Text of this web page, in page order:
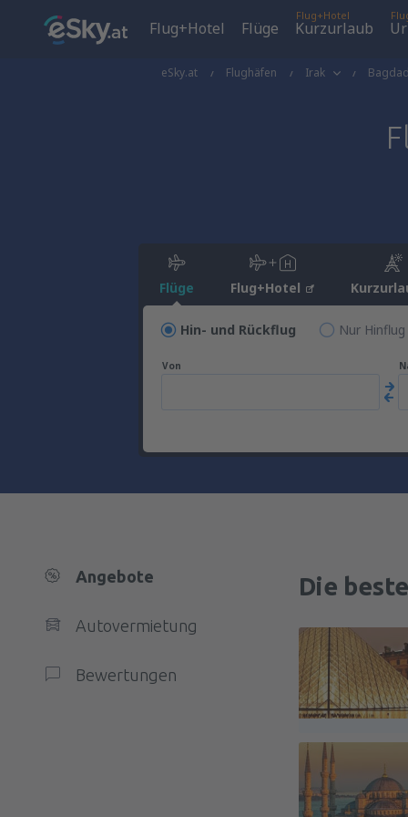
Flug+Hotel Flüge
Flug+Hotel
Kurzurlaub
eSky.at Flughäfen Irak
Flüge Flug+Hotel
Hin- und Rückflug Nur Hinflug
Von
Angebote
Autovermietung
Bewertungen
Die